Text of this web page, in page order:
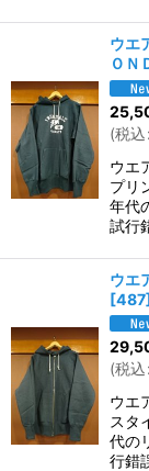
ウエ
ＯＮ
(税込:
ウエ
プリ
年代
試行
ウエ
[487
(税込:
ウエ
スタ
代の
行錯